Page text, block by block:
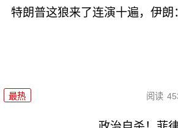
特朗普这狼来了连演十遍，伊朗
最热 阅读